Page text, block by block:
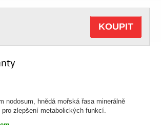
nodosum, hnědá mořská řasa minerálně
zlepšení metabolických funkcí.
KOUPIT